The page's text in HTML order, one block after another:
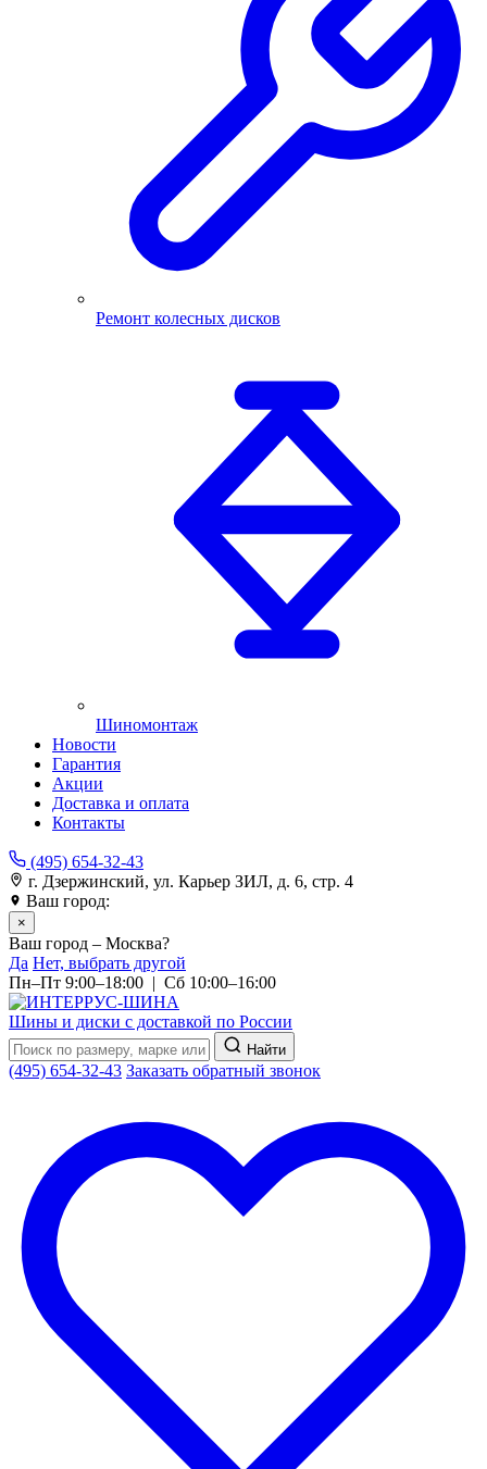
Ремонт колесных дисков
Шиномонтаж
Новости
Гарантия
Акции
Доставка и оплата
Контакты
(495) 654-32-43
г. Дзержинский, ул. Карьер ЗИЛ, д. 6, стр. 4
Ваш город:
×
Ваш город – Москва?
Да Нет, выбрать другой
Пн–Пт 9:00–18:00 | Сб 10:00–16:00
Шины и диски с доставкой по России
Найти
(495) 654-32-43 Заказать обратный звонок